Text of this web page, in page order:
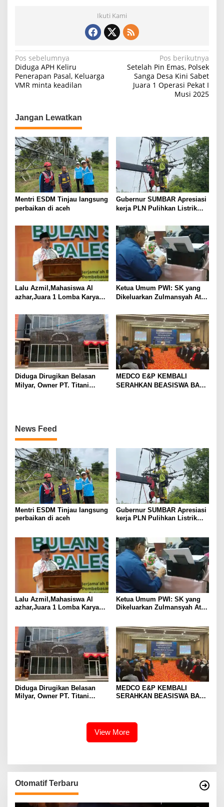
Ikuti Kami
N
a
v
g
a
s
i
p
o
s
Pos sebelumnya
Diduga APH Keliru
Penerapan Pasal, Keluarga
VMR minta keadilan
Pos berikutnya
Setelah Pin Emas, Polsek
Sanga Desa Kini Sabet
Juara 1 Operasi Pekat I
Musi 2025
Jangan Lewatkan
Mentri ESDM Tinjau langsung
perbaikan di aceh
Gubernur SUMBAR Apresiasi
kerja PLN Pulihkan Listrik
Lalu Azmil,Mahasiswa Al
azhar,Juara 1 Lomba Karya
Ketua Umum PWI: SK yang
Dikeluarkan Zulmansyah Atas
Diduga Dirugikan Belasan
Milyar, Owner PT. Titani
MEDCO E&P KEMBALI
SERAHKAN BEASISWA BAGI
News Feed
Mentri ESDM Tinjau langsung
perbaikan di aceh
Gubernur SUMBAR Apresiasi
kerja PLN Pulihkan Listrik
Lalu Azmil,Mahasiswa Al
azhar,Juara 1 Lomba Karya
Ketua Umum PWI: SK yang
Dikeluarkan Zulmansyah Atas
Diduga Dirugikan Belasan
Milyar, Owner PT. Titani
MEDCO E&P KEMBALI
SERAHKAN BEASISWA BAGI
View More
Otomatif Terbaru